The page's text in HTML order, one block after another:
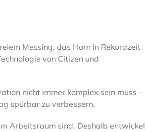
Messing, das Horn in Rekordzeit
von Citizen und
nicht immer komplex sein muss –
spürbar zu verbessern.
Arbeitsraum sind. Deshalb